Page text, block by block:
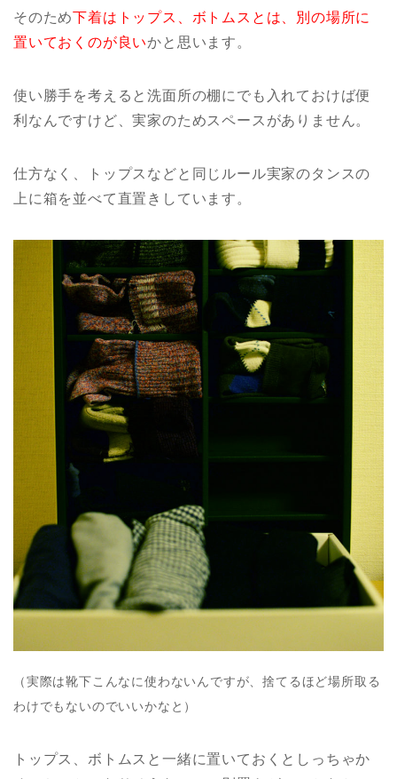
そのため下着はトップス、ボトムスとは、別の場所に
置いておくのが良いかと思います。
使い勝手を考えると洗面所の棚にでも入れておけば便
利なんですけど、実家のためスペースがありません。
仕方なく、トップスなどと同じルール実家のタンスの
上に箱を並べて直置きしています。
（実際は靴下こんなに使わないんですが、捨てるほど場所取る
わけでもないのでいいかなと）
トップス、ボトムスと一緒に置いておくとしっちゃか